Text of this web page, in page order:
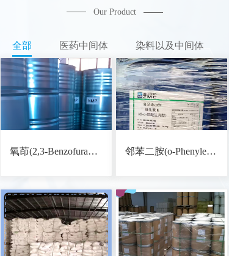
Our Product
全部 医药中间体 染料以及中间体
氧茚(2,3-Benzofuran) CAS: 271-89-6 邻苯二胺(o-Phenylenediamine) CAS: 95-54-5